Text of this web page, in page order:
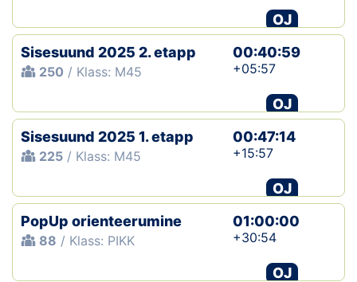
OJ
Sisesuund 2025 2. etapp
250 / Klass: M45
00:40:59
+05:57
OJ
Sisesuund 2025 1. etapp
225 / Klass: M45
00:47:14
+15:57
OJ
PopUp orienteerumine
88 / Klass: PIKK
01:00:00
+30:54
OJ